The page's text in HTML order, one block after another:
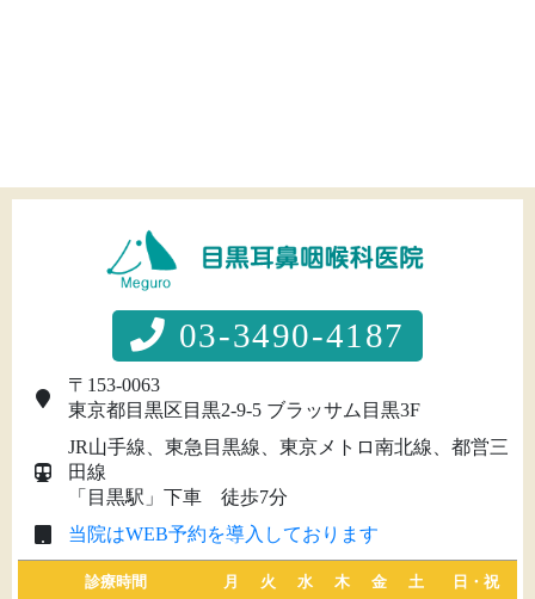
03-3490-4187
〒153-0063
東京都目黒区目黒2-9-5 ブラッサム目黒3F
JR山手線、東急目黒線、東京メトロ南北線、都営三
田線
「目黒駅」下車 徒歩7分
当院はWEB予約を導入しております
診療時間 月 火 水 木 金 土 日・祝